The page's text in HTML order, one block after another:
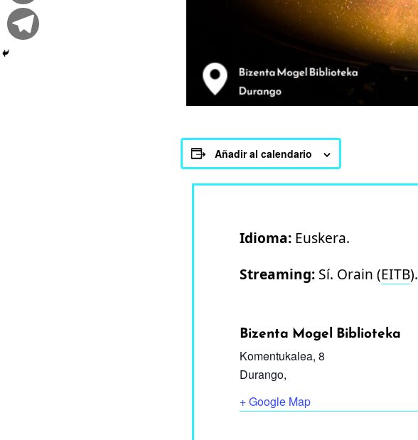
Añadir al calendario
Idioma: Euskera.
Streaming: Sí. Orain (EITB).
Bizenta Mogel Biblioteka
Komentukalea, 8
Durango,
+ Google Map